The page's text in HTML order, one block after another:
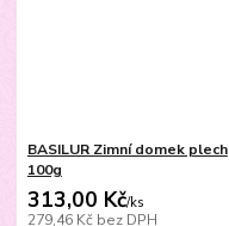
BASILUR Zimní domek plech
100g
313,00 Kč/ks
279,46 Kč bez DPH